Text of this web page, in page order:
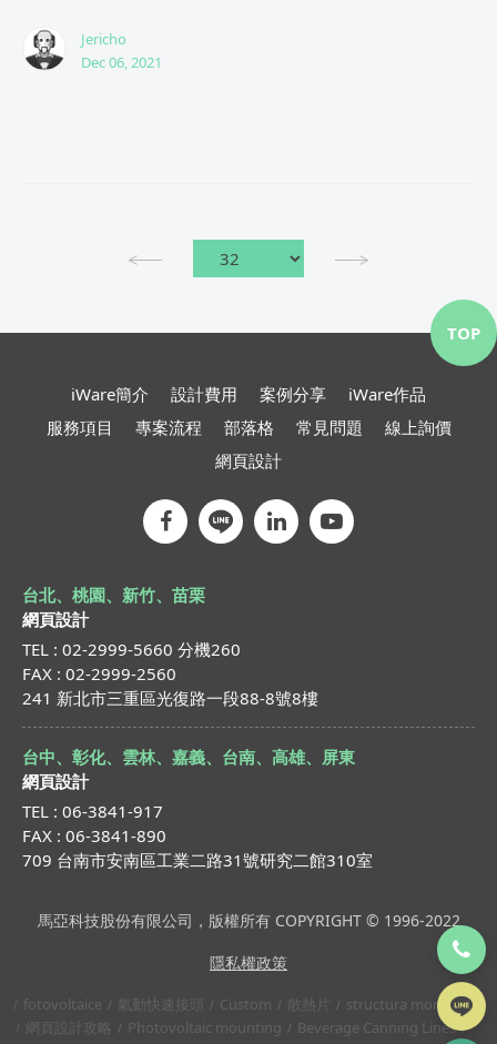
Jericho
Dec 06, 2021
iWare簡介 設計費用 案例分享
iWare作品
服務項目
專案流程 部落格 常見問題
線上詢價
網頁設計
台北、桃園、新竹、苗栗
網頁設計
TEL : 02-2999-5660 分機260
FAX : 02-2999-2560
241 新北市三重區光復路一段88-8號8樓
台中、彰化、雲林、嘉義、台南、高雄、屏東
網頁設計
TEL : 06-3841-917
FAX : 06-3841-890
709 台南市安南區工業二路31號研究二館310室
馬亞科技股份有限公司，版權所有 COPYRIGHT © 1996-2022
隱私權政策
fotovoltaice 氣動快速接頭 Custom 散熱片
structura montaj
網頁設計攻略
Photovoltaic mounting
Beverage Canning Lines
TOP